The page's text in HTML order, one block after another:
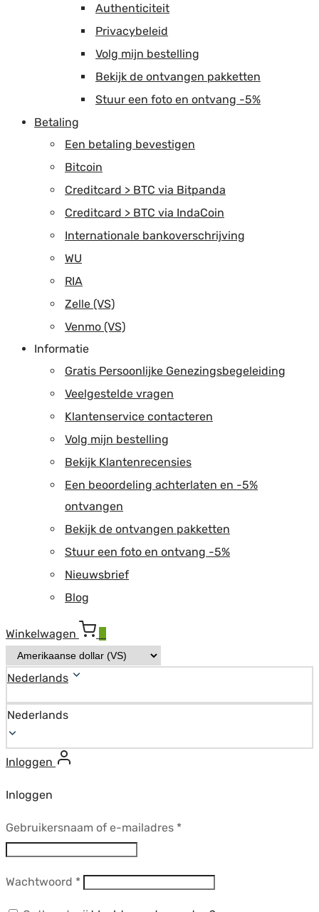
Authenticiteit
Privacybeleid
Volg mijn bestelling
Bekijk de ontvangen pakketten
Stuur een foto en ontvang -5%
Betaling
Een betaling bevestigen
Bitcoin
Creditcard > BTC via Bitpanda
Creditcard > BTC via IndaCoin
Internationale bankoverschrijving
WU
RIA
Zelle (VS)
Venmo (VS)
Informatie
Gratis Persoonlijke Genezingsbegeleiding
Veelgestelde vragen
Klantenservice contacteren
Volg mijn bestelling
Bekijk Klantenrecensies
Een beoordeling achterlaten en -5%
ontvangen
Bekijk de ontvangen pakketten
Stuur een foto en ontvang -5%
Nieuwsbrief
Blog
Winkelwagen
Nederlands
Nederlands
Inloggen
Inloggen
Gebruikersnaam of e-mailadres *Vereist
Wachtwoord *Vereist